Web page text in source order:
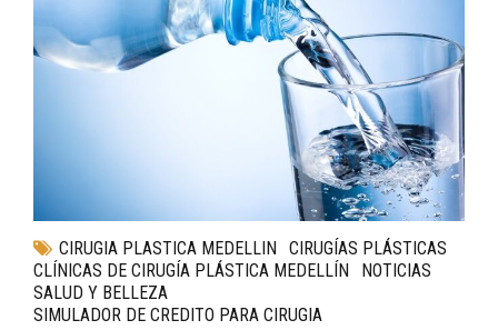
CIRUGIA PLASTICA MEDELLIN
CIRUGÍAS PLÁSTICAS
CLÍNICAS DE CIRUGÍA PLÁSTICA MEDELLÍN
NOTICIAS
SALUD Y BELLEZA
SIMULADOR DE CREDITO PARA CIRUGIA